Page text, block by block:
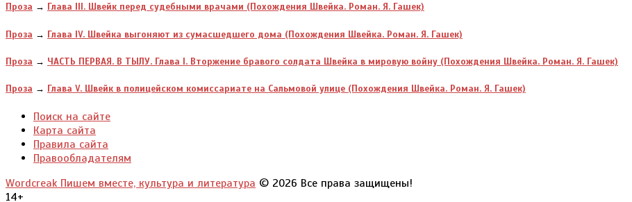
Проза → Глава III. Швейк перед судебными врачами (Похождения Швейка. Роман. Я. Гашек)
Проза → Глава IV. Швейка выгоняют из сумасшедшего дома (Похождения Швейка. Роман. Я. Гашек)
Проза → ЧАСТЬ ПЕРВАЯ. В ТЫЛУ. Глава I. Вторжение бравого солдата Швейка в мировую войну (Похождения Швейка. Роман. Я. Гашек)
Проза → Глава V. Швейк в полицейском комиссариате на Cальмовой улице (Похождения Швейка. Роман. Я. Гашек)
Поиск на сайте
Карта сайта
Правила сайта
Правообладателям
Wordcreak Пишем вместе, культура и литература © 2026 Все права защищены!
14+